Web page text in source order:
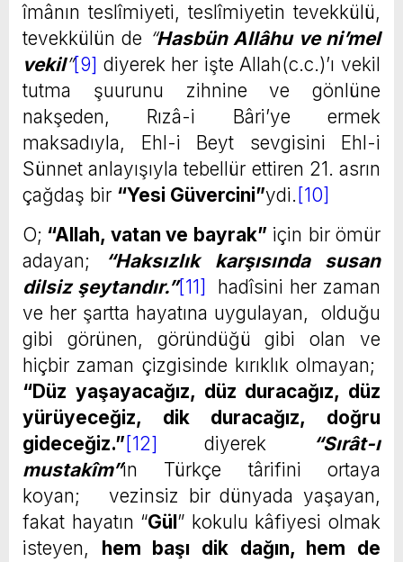
îmânın teslîmiyeti, teslîmiyetin tevekkülü,
tevekkülün de “Hasbün Allâhu ve ni’mel
vekil”[9] diyerek her işte Allah(c.c.)’ı vekil
tutma şuurunu zihnine ve gönlüne
nakşeden, Rızâ-i Bâri’ye ermek
maksadıyla, Ehl-i Beyt sevgisini Ehl-i
Sünnet anlayışıyla tebellür ettiren 21. asrın
çağdaş bir “Yesi Güvercini”ydi. [10]
O; “Allah, vatan ve bayrak” için bir ömür
adayan;
“Haksızlık karşısında susan
dilsiz şeytandır.”[11]
hadîsini her zaman
ve her şartta hayatına uygulayan, olduğu
gibi görünen, göründüğü gibi olan ve
hiçbir zaman çizgisinde kırıklık olmayan;
“Düz yaşayacağız, düz duracağız, düz
yürüyeceğiz, dik duracağız, doğru
gideceğiz.” [12] diyerek
“Sırât-ı
mustakîm”in Türkçe târifini ortaya
koyan; vezinsiz bir dünyada yaşayan,
fakat hayatın “Gül” kokulu kâfiyesi olmak
isteyen, hem başı dik dağın, hem de